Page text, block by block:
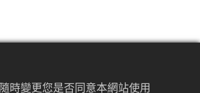
時變更您是否同意本網站使用